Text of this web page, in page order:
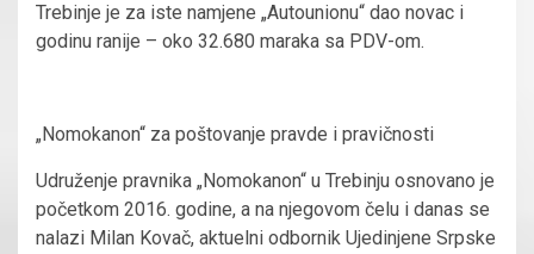
Trebinje je za iste namjene „Autounionu“ dao novac i
godinu ranije – oko 32.680 maraka sa PDV-om.
„Nomokanon“ za poštovanje pravde i pravičnosti
Udruženje pravnika „Nomokanon“ u Trebinju osnovano je
početkom 2016. godine, a na njegovom čelu i danas se
nalazi Milan Kovač, aktuelni odbornik Ujedinjene Srpske